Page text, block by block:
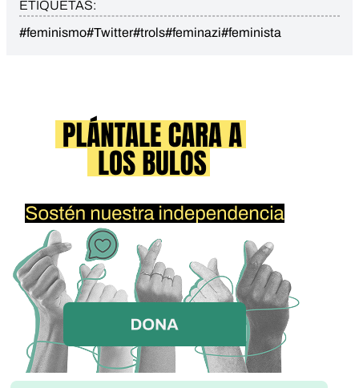
ETIQUETAS:
#feminismo#Twitter#trols#feminazi#feminista